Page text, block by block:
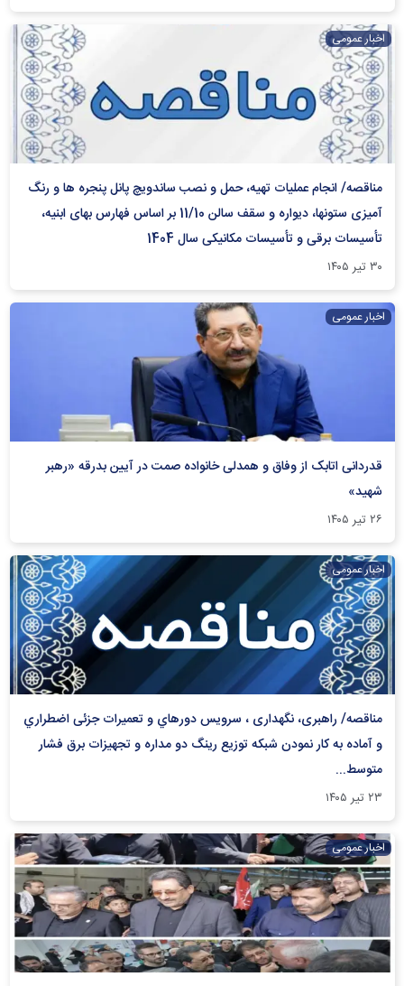
اخبار عمومی
مناقصه/ انجام عملیات تهیه، حمل و نصب ساندویچ پانل پنجره ها و رنگ
آمیزی ستونها، دیواره و سقف سالن 11/10 بر اساس فهارس بهای ابنیه،
تأسیسات برقی و تأسیسات مکانیکی سال 1404
۳۰ تیر ۱۴۰۵
اخبار عمومی
قدردانی اتابک از وفاق و همدلی خانواده صمت در آیین بدرقه «رهبر
شهید»
۲۶ تیر ۱۴۰۵
اخبار عمومی
مناقصه/ راهبری، نگهداری ، سرويس دوره‏اي و تعميرات جزئی اضطراري
و آماده به کار نمودن شبکه توزیع رينگ دو مداره و تجهيزات برق فشار
متوسط...
۲۳ تیر ۱۴۰۵
اخبار عمومی